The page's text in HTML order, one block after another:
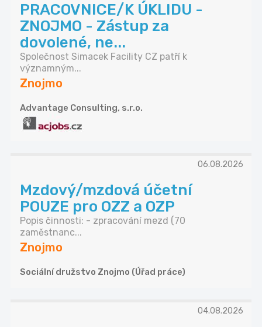
PRACOVNICE/K ÚKLIDU -
ZNOJMO - Zástup za
dovolené, ne...
Společnost Simacek Facility CZ patří k
významným...
Znojmo
Advantage Consulting, s.r.o.
06.08.2026
Mzdový/mzdová účetní
POUZE pro OZZ a OZP
Popis činnosti: - zpracování mezd (70
zaměstnanc...
Znojmo
Sociální družstvo Znojmo (Úřad práce)
04.08.2026